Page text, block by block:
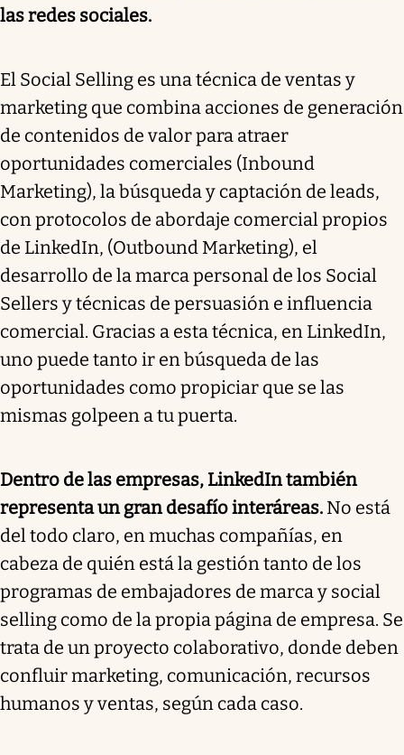
las redes sociales.
El Social Selling es una técnica de ventas y
marketing que combina acciones de generación
de contenidos de valor para atraer
oportunidades comerciales (Inbound
Marketing), la búsqueda y captación de leads,
con protocolos de abordaje comercial propios
de LinkedIn, (Outbound Marketing), el
desarrollo de la marca personal de los Social
Sellers y técnicas de persuasión e influencia
comercial. Gracias a esta técnica, en LinkedIn,
uno puede tanto ir en búsqueda de las
oportunidades como propiciar que se las
mismas golpeen a tu puerta.
Dentro de las empresas, LinkedIn también
representa un gran desafío interáreas. No está
del todo claro, en muchas compañías, en
cabeza de quién está la gestión tanto de los
programas de embajadores de marca y social
selling como de la propia página de empresa. Se
trata de un proyecto colaborativo, donde deben
confluir marketing, comunicación, recursos
humanos y ventas, según cada caso.